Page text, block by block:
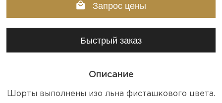
Запрос цены
Быстрый заказ
Описание
Шорты выполнены изо льна фисташкового цвета.